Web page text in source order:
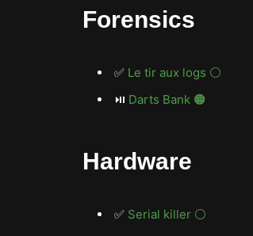
Forensics
✅ Le tir aux logs ⚪
⏯️ Darts Bank 🟠
Hardware
✅ Serial killer ⚪